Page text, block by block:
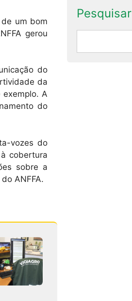
um bom
gerou
do
da
exemplo. A
do
vozes do
cobertura
sobre a
ANFFA.
Pesquisar